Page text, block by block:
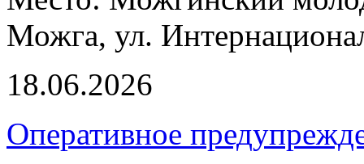
Можга, ул.
18.06.2026
Оперативное